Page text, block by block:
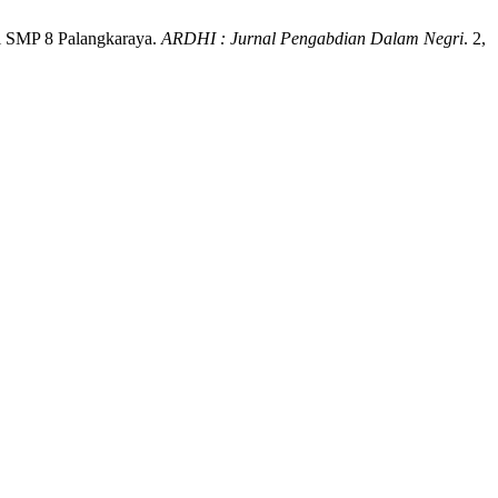
8 Palangkaraya. ARDHI : Jurnal Pengabdian Dalam Negri. 2,